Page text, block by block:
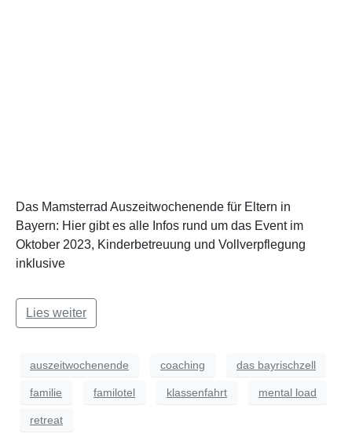
Das Mamsterrad Auszeitwochenende für Eltern in
Bayern: Hier gibt es alle Infos rund um das Event im
Oktober 2023, Kinderbetreuung und Vollverpflegung
inklusive
Lies weiter
auszeitwochenende coaching das bayrischzell
familie familotel klassenfahrt mental load
retreat